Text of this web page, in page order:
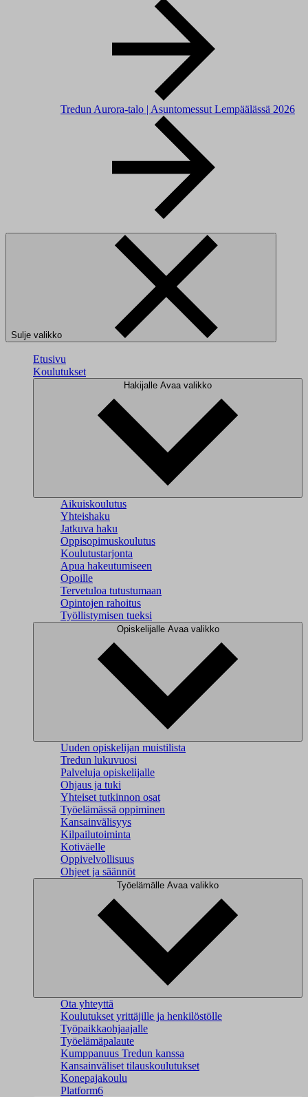
Tredun Aurora-talo | Asuntomessut Lempäälässä 2026
Sulje valikko
Etusivu
Koulutukset
Hakijalle Avaa valikko
Aikuiskoulutus
Yhteishaku
Jatkuva haku
Oppisopimuskoulutus
Koulutustarjonta
Apua hakeutumiseen
Opoille
Tervetuloa tutustumaan
Opintojen rahoitus
Työllistymisen tueksi
Opiskelijalle Avaa valikko
Uuden opiskelijan muistilista
Tredun lukuvuosi
Palveluja opiskelijalle
Ohjaus ja tuki
Yhteiset tutkinnon osat
Työelämässä oppiminen
Kansainvälisyys
Kilpailutoiminta
Kotiväelle
Oppivelvollisuus
Ohjeet ja säännöt
Työelämälle Avaa valikko
Ota yhteyttä
Koulutukset yrittäjille ja henkilöstölle
Työpaikkaohjaajalle
Työelämäpalaute
Kumppanuus Tredun kanssa
Kansainväliset tilauskoulutukset
Konepajakoulu
Platform6